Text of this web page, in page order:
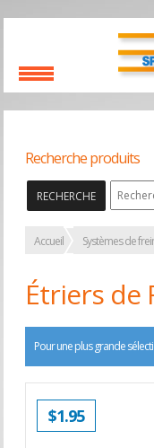
Recherche produits
RECHERCHE
Accueil Systèmes de
Étriers de
Pour une plus grande
$1.95